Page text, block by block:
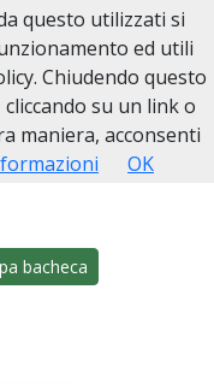
Vesuviano
bacheca
questo utilizzati si
ed utili
Chiudendo questo
su un link o
maniera, acconsenti
OK